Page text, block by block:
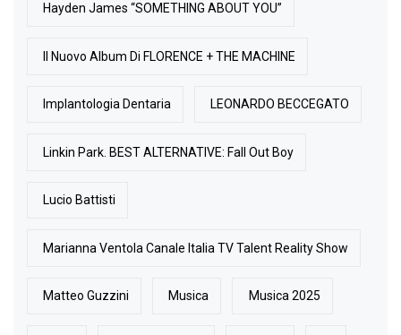
Hayden James “SOMETHING ABOUT YOU”
Il Nuovo Album Di FLORENCE + THE MACHINE
Implantologia Dentaria LEONARDO BECCEGATO
Linkin Park. BEST ALTERNATIVE: Fall Out Boy
Lucio Battisti
Marianna Ventola Canale Italia TV Talent Reality Show
Matteo Guzzini Musica Musica 2025